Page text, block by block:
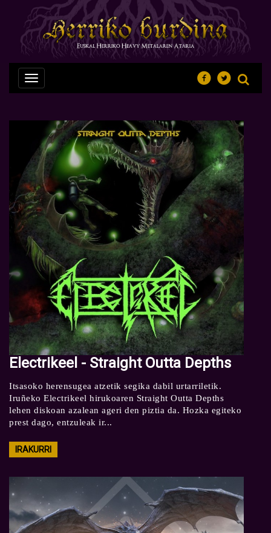
Nabegazioa
ireki
Electrikeel - Straight Outta Depths
Itsasoko herensugea atzetik segika dabil urtarriletik.
Iruñeko Electrikeel hirukoaren Straight Outta Depths
lehen diskoan azalean ageri den piztia da. Hozka egiteko
prest dago, entzuleak ir...
IRAKURRI